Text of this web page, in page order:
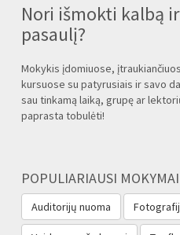
Nori išmokti kalbą
pasaulį?
Mokykis įdomiuose,
kursuose su patyrusiais ir savo
sau tinkamą laiką, grupę ar
paprasta tobulėti!
POPULIARIAUSI MOKYMAI
Auditorijų nuoma